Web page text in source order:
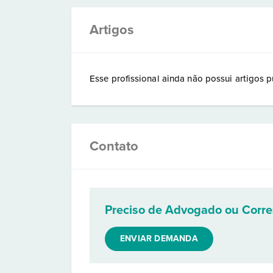
Artigos
Esse profissional ainda não possui artigos
Contato
Preciso de Advogado ou
ENVIAR DEMANDA